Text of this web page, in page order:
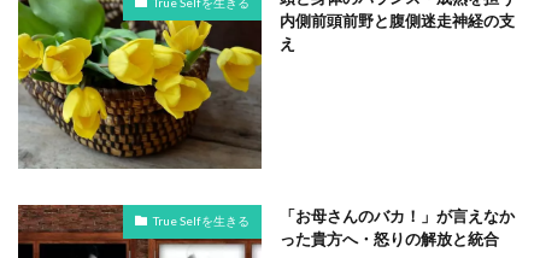
内側前頭前野と腹側迷走神経の支
え
True Selfを生きる
「お母さんのバカ！」が言えなか
った貴方へ・怒りの解放と統合